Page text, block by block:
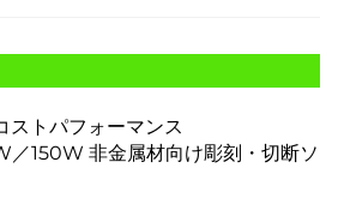
ストパフォーマンス
150W 非金属材向け彫刻・切断ソ